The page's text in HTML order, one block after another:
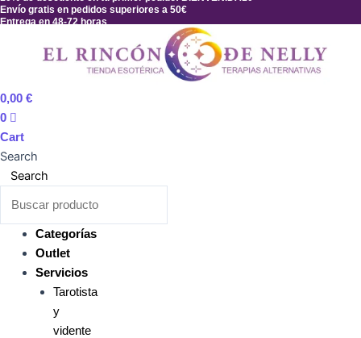
Ir
al
contenido
Envío gratis en pedidos superiores a 50€
Entrega en 48-72 horas
0,00 €
0
Cart
Search
Search
Categorías
Outlet
Servicios
Tarotista
y
vidente